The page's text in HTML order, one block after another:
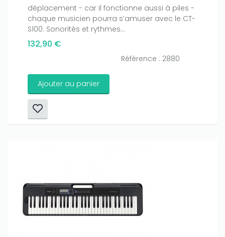
déplacement - car il fonctionne aussi à piles -
chaque musicien pourra s’amuser avec le CT-
S100. Sonorités et rythmes...
132,90 €
Référence : 2880
Ajouter au panier